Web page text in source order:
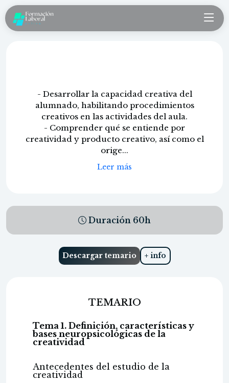
- Desarrollar la capacidad creativa del
alumnado, habilitando procedimientos
creativos en las actividades del aula.
- Comprender qué se entiende por
creatividad y producto creativo, así como el
orige...
Leer más
Duración 60h
Descargar temario + info
TEMARIO
Tema 1. Definición, características y
bases neuropsicológicas de la
creatividad
Antecedentes del estudio de la
creatividad